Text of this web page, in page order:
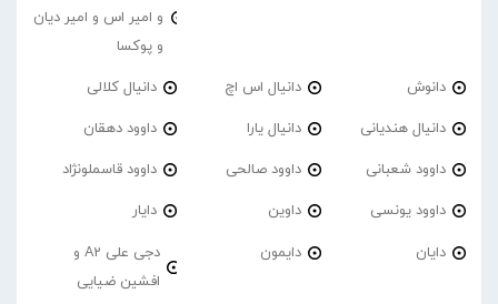
و امیر اس و امیر دیان
و پوکسا
دانوش دانیال اس اچ دانیال کلالی
دانیال هندیانی دانیال یارا داوود دهقان
داوود شعبانی داوود صالحی داوود قاسملونژاد
داوود یونسی داوین دایار
دایان دایمون
دجی علی A2 و
افشین ضیایی